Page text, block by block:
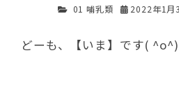
01 哺乳類 2022年1月
どーも、【いま】です(